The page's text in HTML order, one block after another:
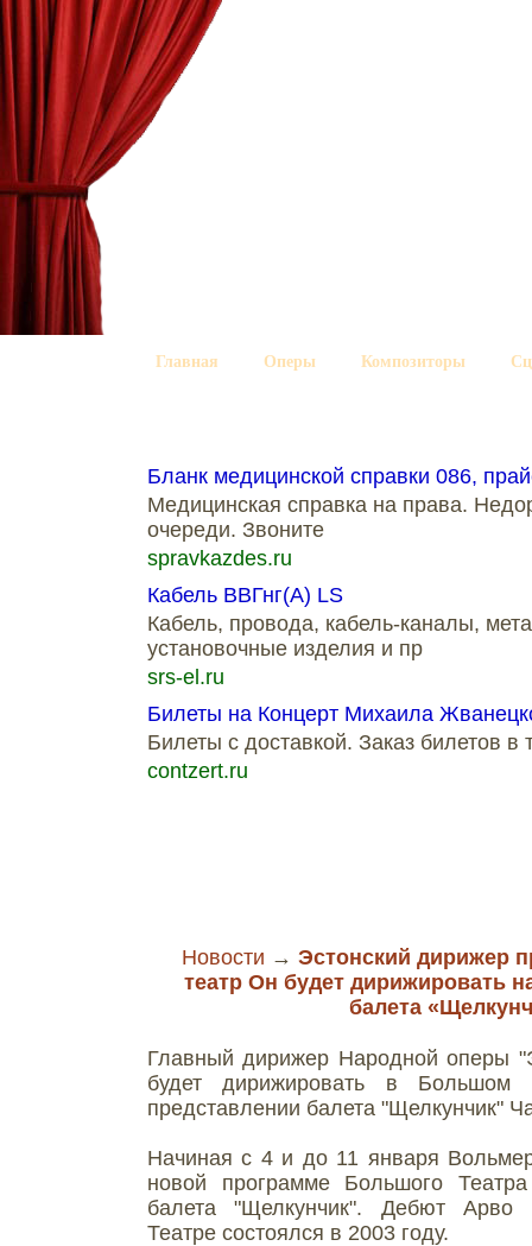
Главная Оперы Композиторы
Бланк медицинской справки 086,
Медицинская справка на права.
очереди. Звоните
spravkazdes.ru
Кабель ВВГнг(А) LS
Кабель, провода, кабель-каналы,
установочные изделия и пр
srs-el.ru
Билеты на Концерт Михаила
Билеты с доставкой. Заказ билетов в
contzert.ru
Новости → Эстонский дирижер
театр Он будет дирижировать
балета
Главный дирижер Народной оперы
будет дирижировать в
представлении балета "Щелкунчик"
Начиная с 4 и до 11 января
новой программе Большого
балета "Щелкунчик". Дебют
Театре состоялся в 2003 году.